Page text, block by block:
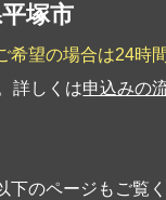
塚市
希望の場合は24時
詳しくは申込みの
下のページもご覧く